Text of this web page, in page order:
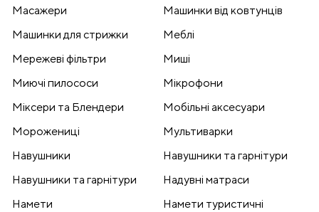
Масажери
Машинки від ковтунців
Машинки для стрижки
Меблі
Мережеві фільтри
Миші
Миючі пилососи
Мікрофони
Міксери та Блендери
Мобільні аксесуари
Морожениці
Мультиварки
Навушники
Навушники та гарнітури
Навушники та гарнітури
Надувні матраси
Намети
Намети туристичні